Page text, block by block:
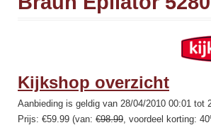
Kijkshop overzicht
Aanbieding is geldig van 28/04/2010 00:01 tot
Prijs: €59.99 (van: €98.99, voordeel korting: